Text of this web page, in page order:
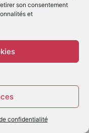
son consentement
et
confidentialité